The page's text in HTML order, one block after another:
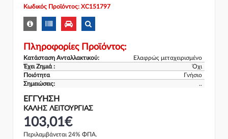
Κωδικός Προϊόντος: XC151797
Πληροφορίες Προϊόντος:
Κατάσταση Ανταλλακτικού:
Ελαφρώς μεταχειρισμένο
Έχει Ζημιά :
Όχι
Ποιότητα
Γνήσιο
Σημειώσεις:
..
ΕΓΓΎΗΣΗ
ΚΑΛΗΣ ΛΕΙΤΟΥΡΓΙΑΣ
103,01€
Περιλαμβάνεται 24% ΦΠΑ.